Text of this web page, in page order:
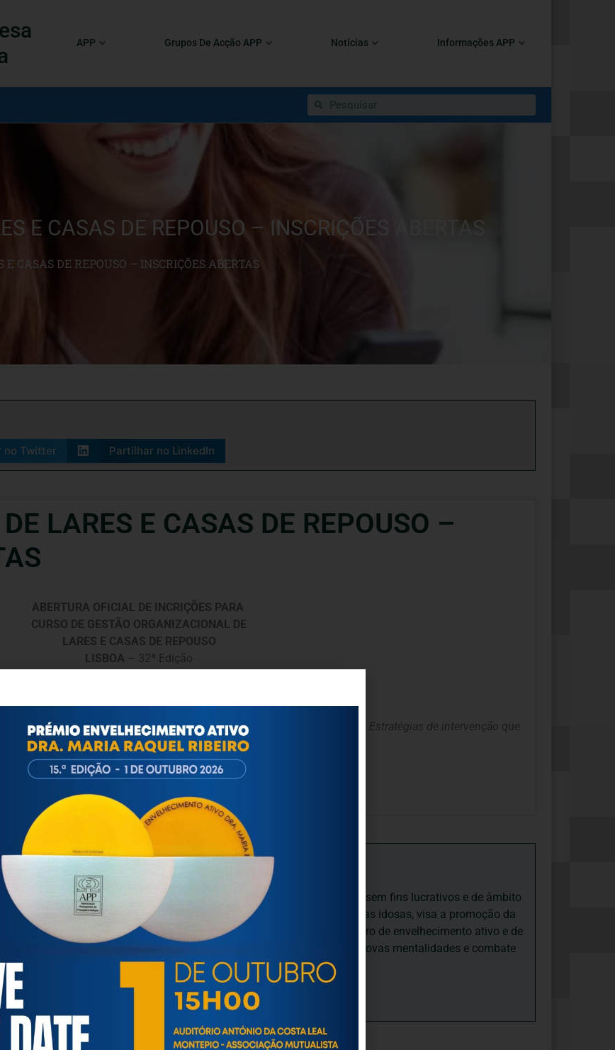
APP Grupos De Acção APP Notícias Informações APP
E CASAS DE REPOUSO – INSCRIÇÕES ABERTAS
E CASAS DE REPOUSO – INSCRIÇÕES ABERTAS
no Twitter Partilhar no LinkedIn
LARES E CASAS DE REPOUSO –
ABERTURA OFICIAL DE INCRIÇÕES PARA
CURSO DE GESTÃO ORGANIZACIONAL DE
LARES E CASAS DE REPOUSO
LISBOA – 32ª Edição
de Repouso, tem como objetivo capacitar os formandos a desenvolverem Estratégias de intervenção que
a excelência ao nível da Gestão de Lares e Casas de Repouso”
INFORMAÇÃO
INSCREVA-SE
de Psicogerontologia
de Psicogerontologia-APP, Instituição Particular de Solidariedade Social sem fins lucrativos e de âmbito
biopsicológicas e sociais inerentes ao envelhecimento e às pessoas idosas, visa a promoção da
autonomia, participação e segurança das pessoas idosas, num quadro de envelhecimento ativo e de
e de uma sociedade mais inclusiva para todas as idades, promove novas mentalidades e combate
à idade e ao envelhecimento.